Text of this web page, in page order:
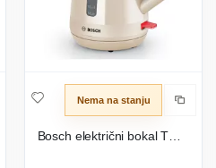
Nema na stanju